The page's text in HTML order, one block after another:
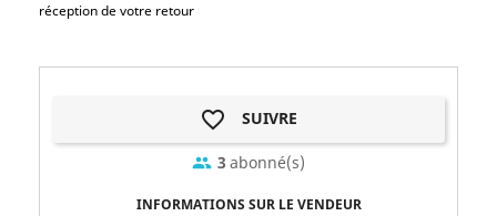
réception de votre retour
favorite_border SUIVRE
group 3 abonné(s)
INFORMATIONS SUR LE VENDEUR